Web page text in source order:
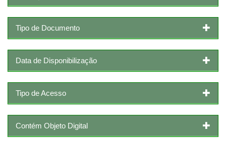
Tipo de Documento
Data de Disponibilização
Tipo de Acesso
Contém Objeto Digital